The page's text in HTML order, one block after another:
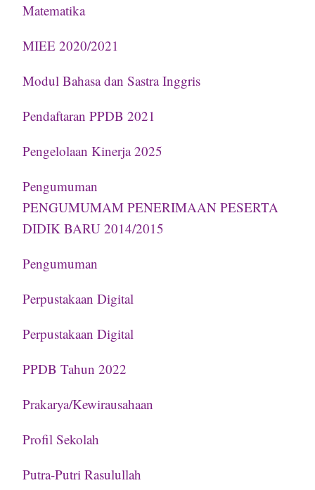
Matematika
MIEE 2020/2021
Modul Bahasa dan Sastra Inggris
Pendaftaran PPDB 2021
Pengelolaan Kinerja 2025
Pengumuman
PENGUMUMAM PENERIMAAN PESERTA
DIDIK BARU 2014/2015
Pengumuman
Perpustakaan Digital
Perpustakaan Digital
PPDB Tahun 2022
Prakarya/Kewirausahaan
Profil Sekolah
Putra-Putri Rasulullah